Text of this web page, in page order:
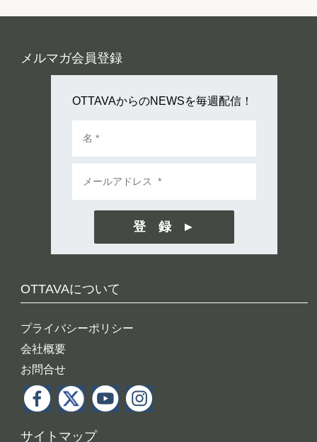
OTTAVAについて
プライバシーポリシー
会社概要
お問合せ
サイトマップ
メルマガ会員登録
OTTAVAからのNEWSを毎週配信！
登 録